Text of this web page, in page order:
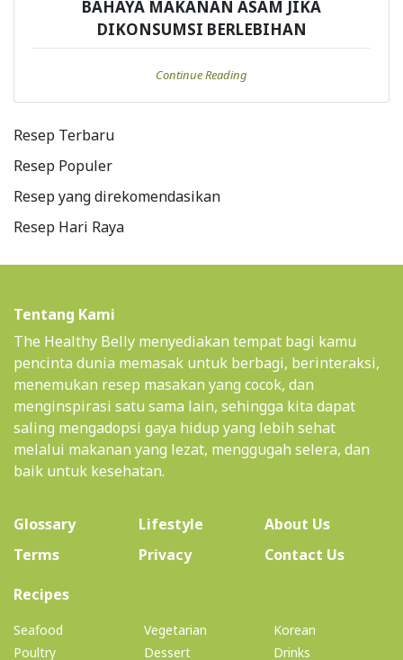
BAHAYA MAKANAN ASAM JIKA
DIKONSUMSI BERLEBIHAN
Continue Reading
Resep Terbaru
Resep Populer
Resep yang direkomendasikan
Resep Hari Raya
Tentang Kami
The Healthy Belly menyediakan tempat bagi kamu
pencinta dunia memasak untuk berbagi, berinteraksi,
menemukan resep masakan yang cocok, dan
menginspirasi satu sama lain, sehingga kita dapat
saling mengadopsi gaya hidup yang lebih sehat
melalui makanan yang lezat, menggugah selera, dan
baik untuk kesehatan.
Glossary Lifestyle About Us(current)
Terms
Privacy
Contact Us
Recipes(current)
Seafood
Poultry
Vegetarian
Dessert
Korean
Drinks